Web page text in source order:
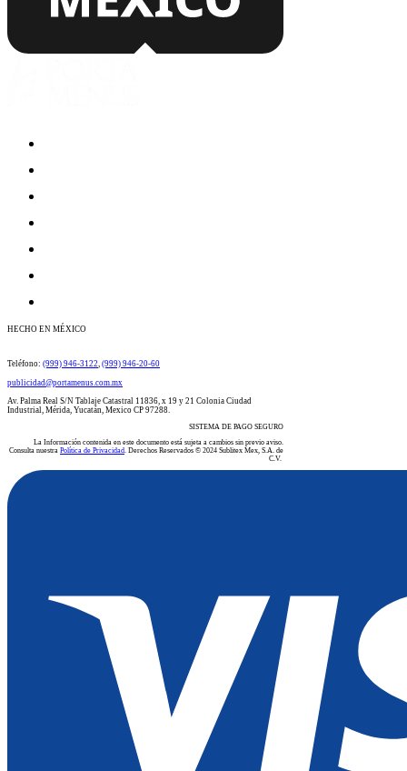
HECHO EN MÉXICO
​​​​​​​​​​​​​​​​​​​​Teléfono: (999) 946-3122​​, (999) 946-20-60
publicidad@portamenus.com.mx
Av. Palma Real S/N Tablaje Catastral 11836, x 19 y 21 Colonia Ciudad
Industrial, Mérida, Yucatán, Mexico CP 97288.
SISTEMA DE PAGO SEGURO
La Información contenida en este documento está sujeta a cambios sin previo aviso.
Consulta nuestra Política de Privacidad. Derechos Reservados © 2024 Sublitex Mex, S.A. de
C.V.